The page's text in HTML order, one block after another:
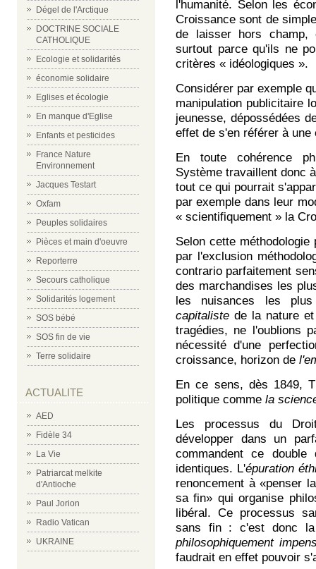
Dégel de l'Arctique
DOCTRINE SOCIALE
CATHOLIQUE
Ecologie et solidarités
économie solidaire
Eglises et écologie
En manque d'Eglise
Enfants et pesticides
France Nature
Environnement
Jacques Testart
Oxfam
Peuples solidaires
Pièces et main d'oeuvre
Reporterre
Secours catholique
Solidarités logement
SOS bébé
SOS fin de vie
Terre solidaire
ACTUALITE
AED
Fidèle 34
La Vie
Patriarcat melkite
d'Antioche
Paul Jorion
Radio Vatican
UKRAINE
l'humanité. Selon les
Croissance sont de
de laisser hors
surtout parce qu'ils ne
critères « idéologiques ».
Considérer par exemple
manipulation publicitaire
jeunesse, dépossédées
effet de s'en référer à
En toute cohérence
Système travaillent donc
tout ce qui pourrait
par exemple dans leur
« scientifiquement » la
Selon cette
par l'exclusion
contrario parfaitement
des marchandises les
les nuisances les
capitaliste de la nature
tragédies, ne l'oublions
nécessité d'une
croissance, horizon de
En ce sens, dès 1849,
politique comme la
Les processus du
développer dans un
commandent ce double
identiques. L'épuration
renoncement à «penser
sa fin» qui organise
libéral. Ce processus
sans fin : c'est donc
philosophiquement
faudrait en effet pouvoir